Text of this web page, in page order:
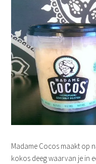
Madame Cocos maakt op
kokos deeg waarvan je in